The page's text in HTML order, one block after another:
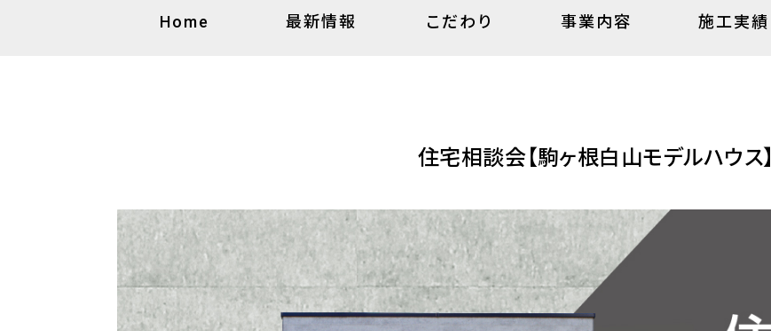
Home 最新情報 こだわり 事業内容 施工実績
住宅相談会【駒ヶ根白山モデルハウス】